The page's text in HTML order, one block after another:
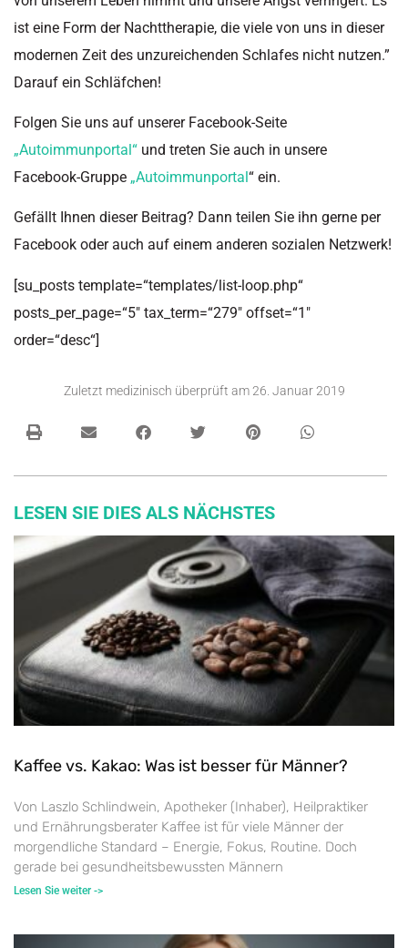
ist eine Form der Nachttherapie, die viele von uns in dieser
modernen Zeit des unzureichenden Schlafes nicht nutzen.”
Darauf ein Schläfchen!
Folgen Sie uns auf unserer Facebook-Seite
„Autoimmunportal“ und treten Sie auch in unsere
Facebook-Gruppe „Autoimmunportal“ ein.
Gefällt Ihnen dieser Beitrag? Dann teilen Sie ihn gerne per
Facebook oder auch auf einem anderen sozialen Netzwerk!
[su_posts template=“templates/list-loop.php“
posts_per_page=“5″ tax_term=“279″ offset=“1″
order=“desc“]
Zuletzt medizinisch überprüft am26. Januar 2019
LESEN SIE DIES ALS NÄCHSTES
Kaffee vs. Kakao: Was ist besser für Männer?
Von Laszlo Schlindwein, Apotheker (Inhaber), Heilpraktiker
und Ernährungsberater Kaffee ist für viele Männer der
morgendliche Standard – Energie, Fokus, Routine. Doch
gerade bei gesundheitsbewussten Männern
Lesen Sie weiter ->